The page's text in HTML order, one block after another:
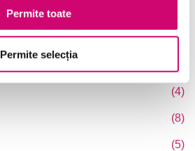
Permite toate
Permite selecția
(6)
(4)
(8)
(5)